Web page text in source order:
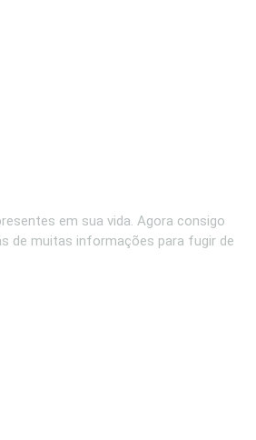
em sua vida. Agora consigo
de muitas informações para fugir de